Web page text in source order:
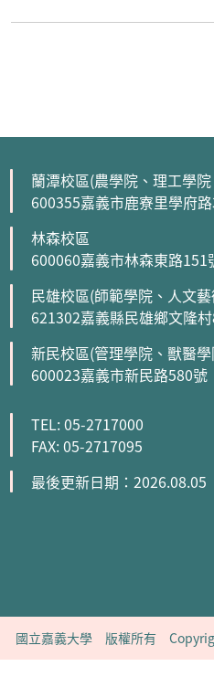
蘭潭校區(農學院、理工學
600355嘉義市鹿寮里學府
林森校區
600060嘉義市林森東路151
民雄校區(師範學院、人文
621302嘉義縣民雄鄉文隆
新民校區(管理學院、獸醫
600023嘉義市新民路580號
TEL: 05-2717000
FAX: 05-2717095
最後更新日期：2026.08.05
國立嘉義大學 版權所有